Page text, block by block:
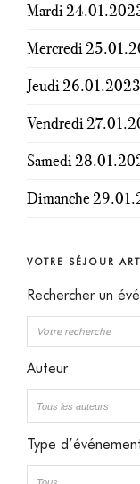
Mardi
Mercredi
Jeudi 26.01.2023
Vendredi
Samedi
Dimanche
VOTRE SÉJOUR
Rechercher un
Auteur
Type